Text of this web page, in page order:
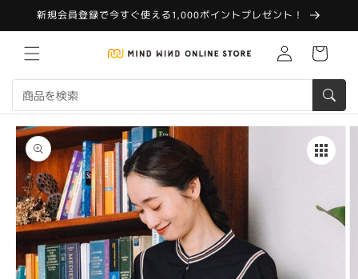
ンツに
進む
新規会員登録で今すぐ使える1,000ポイントプレゼント！
Translation
missing:
カ
ー
商品情
報にス
キップ